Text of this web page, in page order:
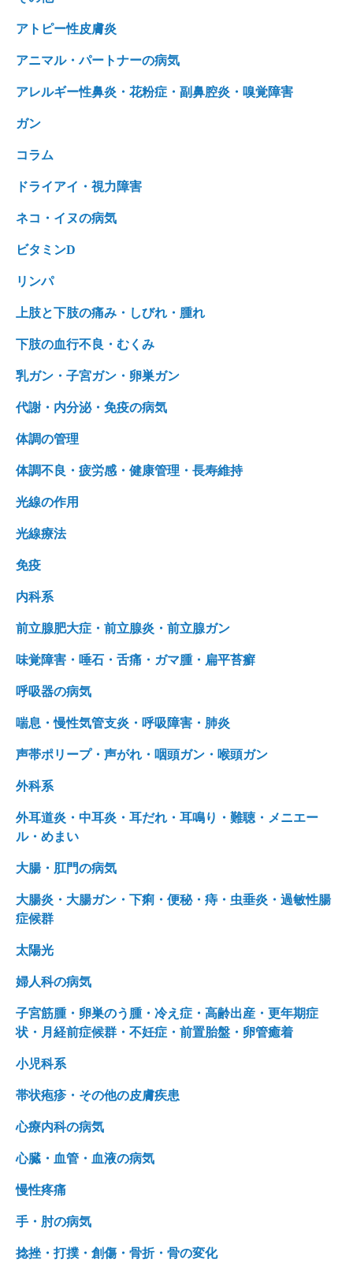
アトピー性皮膚炎
アニマル・パートナーの病気
アレルギー性鼻炎・花粉症・副鼻腔炎・嗅覚障害
ガン
コラム
ドライアイ・視力障害
ネコ・イヌの病気
ビタミンD
リンパ
上肢と下肢の痛み・しびれ・腫れ
下肢の血行不良・むくみ
乳ガン・子宮ガン・卵巣ガン
代謝・内分泌・免疫の病気
体調の管理
体調不良・疲労感・健康管理・長寿維持
光線の作用
光線療法
免疫
内科系
前立腺肥大症・前立腺炎・前立腺ガン
味覚障害・唾石・舌痛・ガマ腫・扁平苔癬
呼吸器の病気
喘息・慢性気管支炎・呼吸障害・肺炎
声帯ポリープ・声がれ・咽頭ガン・喉頭ガン
外科系
外耳道炎・中耳炎・耳だれ・耳鳴り・難聴・メニエー
ル・めまい
大腸・肛門の病気
大腸炎・大腸ガン・下痢・便秘・痔・虫垂炎・過敏性腸
症候群
太陽光
婦人科の病気
子宮筋腫・卵巣のう腫・冷え症・高齢出産・更年期症
状・月経前症候群・不妊症・前置胎盤・卵管癒着
小児科系
帯状疱疹・その他の皮膚疾患
心療内科の病気
心臓・血管・血液の病気
慢性疼痛
手・肘の病気
捻挫・打撲・創傷・骨折・骨の変化